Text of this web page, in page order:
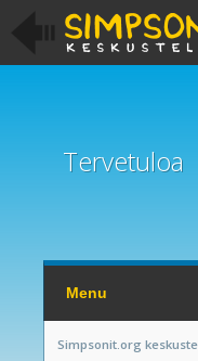
Tervetuloa
Menu
Simpsonit.org